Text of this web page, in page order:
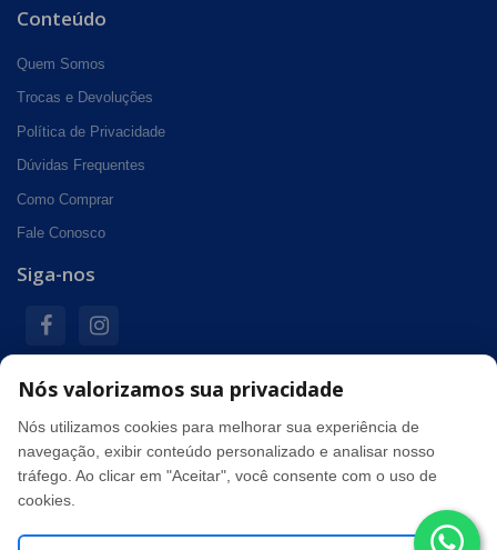
Conteúdo
Quem Somos
Trocas e Devoluções
Política de Privacidade
Dúvidas Frequentes
Como Comprar
Fale Conosco
Siga-nos
Formas de pagamento
Segurança
Nós valorizamos sua privacidade
Nós utilizamos cookies para melhorar sua experiência de
navegação, exibir conteúdo personalizado e analisar nosso
tráfego. Ao clicar em "Aceitar", você consente com o uso de
cookies.